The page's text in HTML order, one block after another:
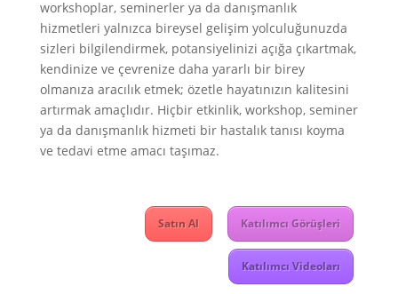
workshoplar, seminerler ya da danışmanlık
hizmetleri yalnızca bireysel gelişim yolculuğunuzda
sizleri bilgilendirmek, potansiyelinizi açığa çıkartmak,
kendinize ve çevrenize daha yararlı bir birey
olmanıza aracılık etmek; özetle hayatınızın kalitesini
artırmak amaçlıdır. Hiçbir etkinlik, workshop, seminer
ya da danışmanlık hizmeti bir hastalık tanısı koyma
ve tedavi etme amacı taşımaz.
Satın Al Katılımcı Görüşleri
Katılımcı Videoları